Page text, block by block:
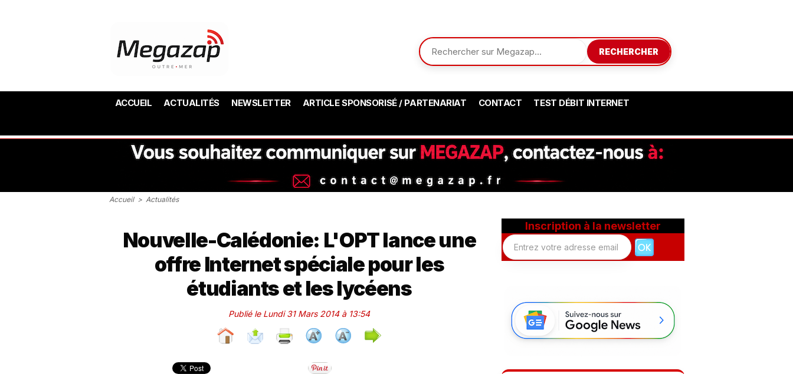
RECHERCHER
ACCUEIL ACTUALITÉS NEWSLETTER ARTICLE SPONSORISÉ / PARTENARIAT CONTACT TEST DÉBIT INTERNET
Accueil > Actualités
Nouvelle-Calédonie: L'OPT lance une
offre Internet spéciale pour les
étudiants et les lycéens
Publié le Lundi 31 Mars 2014 à 13:54
Inscription à la newsletter